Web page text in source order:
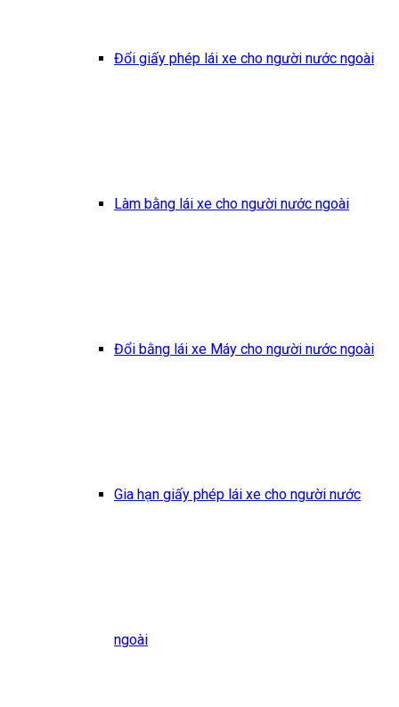
Đổi giấy phép lái xe cho người nước ngoài
Làm bằng lái xe cho người nước ngoài
Đổi bằng lái xe Máy cho người nước ngoài
Gia hạn giấy phép lái xe cho người nước
ngoài